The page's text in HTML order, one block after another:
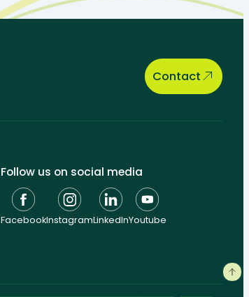
Contact
Follow us on social media
FacebookInstagramLinkedInYoutube